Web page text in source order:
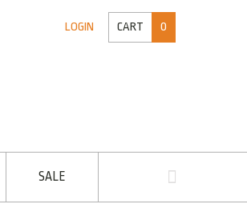
LOGIN CART 0
SALE